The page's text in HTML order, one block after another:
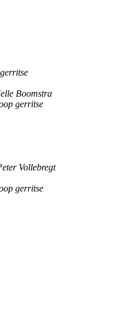
Boomstra
gerritse
Vollebregt
gerritse